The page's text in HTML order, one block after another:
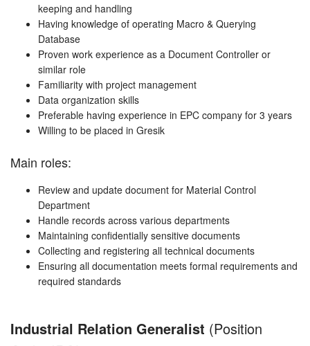
keeping and handling
Having knowledge of operating Macro & Querying
Database
Proven work experience as a Document Controller or
similar role
Familiarity with project management
Data organization skills
Preferable having experience in EPC company for 3 years
Willing to be placed in Gresik
Main roles:
Review and update document for Material Control
Department
Handle records across various departments
Maintaining confidentially sensitive documents
Collecting and registering all technical documents
Ensuring all documentation meets formal requirements and
required standards
Industrial Relation Generalist (Position